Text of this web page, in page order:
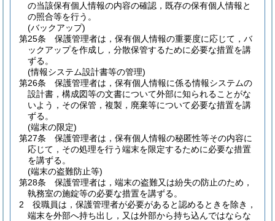
の当該保有個人情報の内容の確認，既存の保有個人情報と
の照合等を行う。
(バックアップ)
第25条
保護管理者は，保有個人情報の重要度に応じて，バ
ックアップを作成し，分散保管するために必要な措置を講
ずる。
(情報システム設計書等の管理)
第26条
保護管理者は，保有個人情報に係る情報システムの
設計書，構成図等の文書について外部に知られることがな
いよう，その保管，複製，廃棄等について必要な措置を講
ずる。
(端末の限定)
第27条
保護管理者は，保有個人情報の秘匿性等その内容に
応じて，その処理を行う端末を限定するために必要な措置
を講ずる。
(端末の盗難防止等)
第28条
保護管理者は，端末の盗難又は紛失の防止のため，
執務室の施錠等の必要な措置を講ずる。
2
役職員は，保護管理者が必要があると認めるときを除き，
端末を外部へ持ち出し，又は外部から持ち込んではならな